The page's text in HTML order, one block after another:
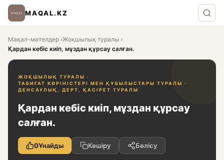
MAQAL.KZ
Мақал-мәтелдер ›Жоқшылық туралы ›
Қардан кебіс киіп, мұздан құрсау салған.
ЖОҚШЫЛЫҚ ТУРАЛЫ ·
ТАБИҒАТ КӨРІНІСТЕРІ МЕН ҚҰБЫЛЫСТАРЫ ТУРАЛЫ ·
ДЕНСАУЛЫҚ, ДЕРТ, ҚАСІРЕТ ТУРАЛЫ
Қардан кебіс киіп, мұздан құрсау
салған.
0Ұнайды Көшіру Бөлісу